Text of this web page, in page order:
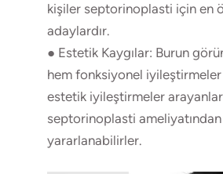
kişiler septorinoplasti için en
adaylardır.
● Estetik Kaygılar: Burun
hem fonksiyonel
estetik iyileştirmeler
septorinoplasti ameliyatından
yararlanabilirler.